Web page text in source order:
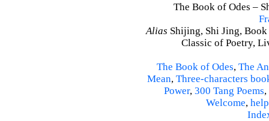
The Book of Odes –
Alias Shijing, Shi Jing,
Classic of Poetry,
The Book of Odes, The
Mean, Three-characters
Power, 300 Tang Poems,
Welcome, help